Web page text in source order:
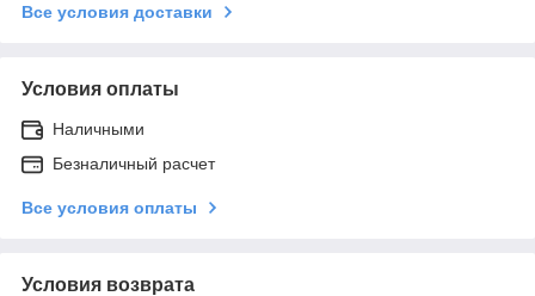
Все условия доставки
Условия оплаты
Наличными
Безналичный расчет
Все условия оплаты
Условия возврата